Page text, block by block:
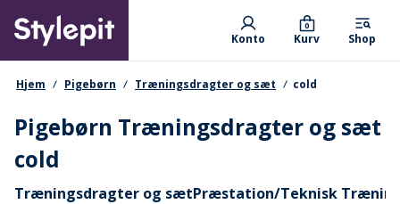
main
content
Primary departments
Konto Kurv
0
Shop
navigationssti
Hjem Pigebørn Træningsdragter og sæt cold
Pigebørn Træningsdragter og sæt
cold
Hurtige links
Træningsdragter og sætPræstation/Teknisk